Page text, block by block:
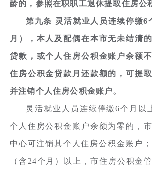
龄的，参照在职职工退休提取住房公
第九条 灵活就业人员连续停缴6
月），本人及配偶在本市无未结清
贷款，或个人住房公积金账户余额
住房公积金贷款月还款额的，可提
并注销个人住房公积金账户。
灵活就业人员连续停缴6个月以
个人住房公积金账户余额为零的，
中心可注销其个人住房公积金账户
（含24个月）以上，市住房公积金